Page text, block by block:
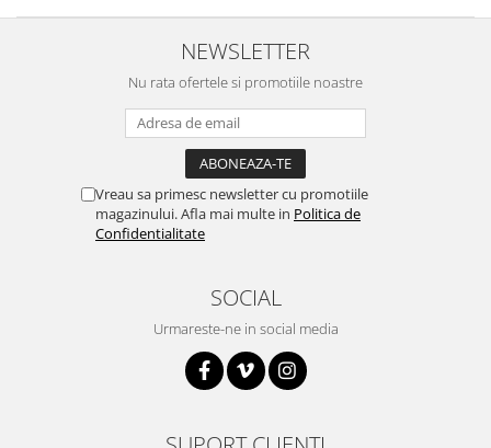
NEWSLETTER
Nu rata ofertele si promotiile noastre
Vreau sa primesc newsletter cu promotiile
magazinului. Afla mai multe in Politica de
Confidentialitate
SOCIAL
Urmareste-ne in social media